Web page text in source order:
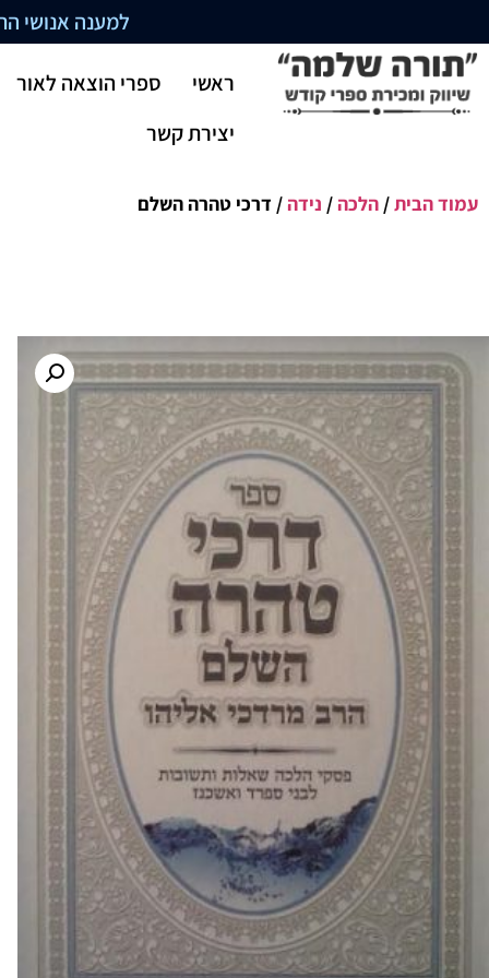
למענה אנושי התקשרו
ראשי
ספרי הוצאה לאור
יצירת קשר
עמוד הבית/ הלכה/ נידה/ דרכי טהרה השלם